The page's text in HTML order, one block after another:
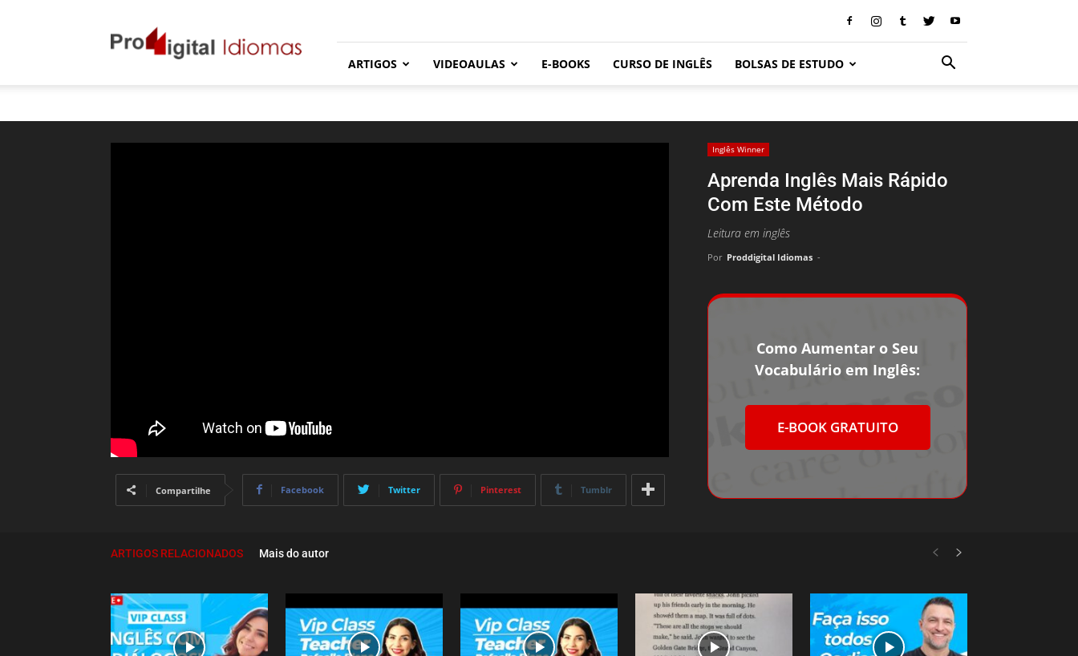
ARTIGOS VIDEOAULAS E-BOOKS CURSO DE INGLÊS BOLSAS DE ESTUDO
Inglês Winner
Aprenda Inglês Mais Rápido
Com Este Método
Leitura em inglês
Por Proddigital Idiomas -
Como Aumentar o Seu
Vocabulário em Inglês:
E-BOOK GRATUITO
Compartilhe Facebook Twitter Pinterest Tumblr
ARTIGOS RELACIONADOS Mais do autor